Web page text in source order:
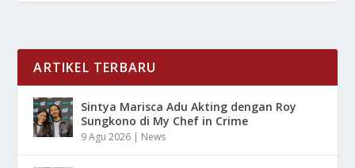
ARTIKEL TERBARU
Sintya Marisca Adu Akting dengan Roy
Sungkono di My Chef in Crime
9 Agu 2026 | News